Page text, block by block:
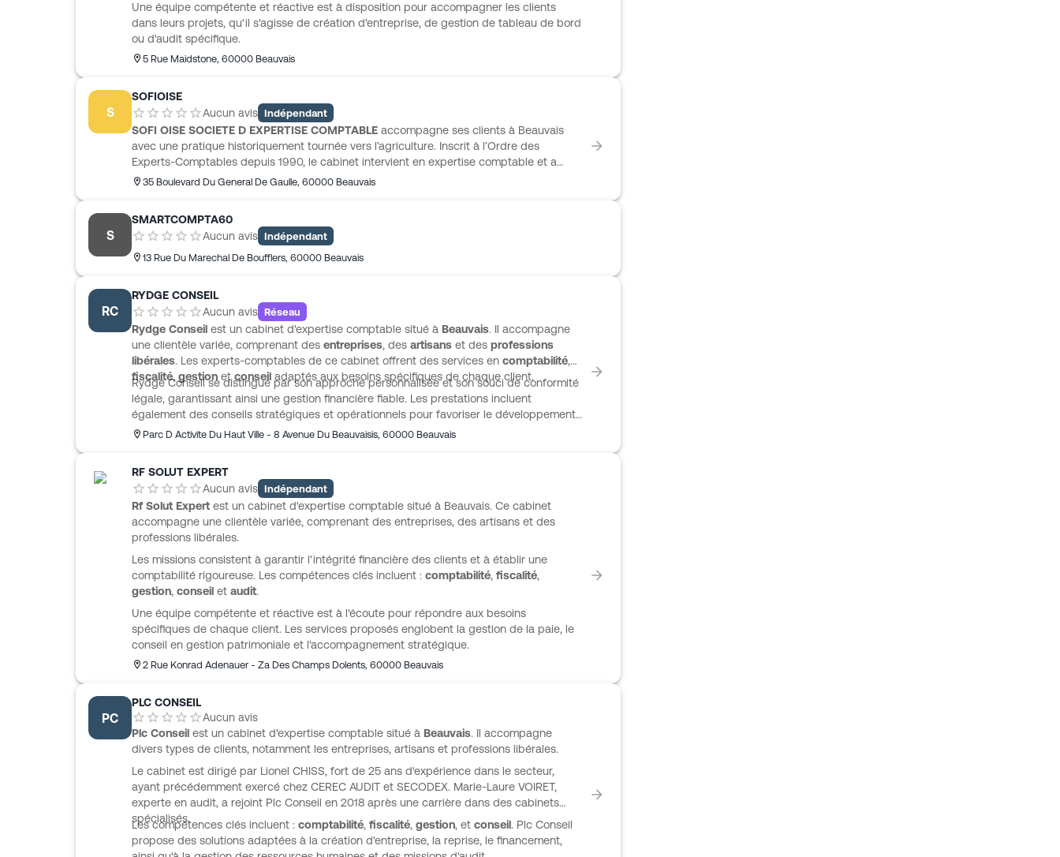
Une équipe compétente et réactive est à disposition pour accompagner les clients
dans leurs projets, qu'il s'agisse de création d'entreprise, de gestion de tableau de bord
ou d'audit spécifique.
5 Rue Maidstone, 60000 Beauvais
S
SOFIOISE
Aucun avis Indépendant
SOFI OISE SOCIETE D EXPERTISE COMPTABLE accompagne ses clients à Beauvais
avec une pratique historiquement tournée vers l’agriculture. Inscrit à l’Ordre des
Experts-Comptables depuis 1990, le cabinet intervient en expertise comptable et a
aussi développé des missions de commissariat aux comptes. L’équipe met en avant une
maîtrise des enjeux comptables, fiscaux, sociaux et juridiques. Cette organisation
s’appuie sur des collaborateurs expérimentés, dont plusieurs sont dédiés au secteur
agricole.
35 Boulevard Du General De Gaulle, 60000 Beauvais
S
SMARTCOMPTA60
Aucun avis Indépendant
13 Rue Du Marechal De Boufflers, 60000 Beauvais
RC
RYDGE CONSEIL
Aucun avis Réseau
Rydge Conseil est un cabinet d'expertise comptable situé à Beauvais. Il accompagne
une clientèle variée, comprenant des entreprises, des artisans et des professions
libérales. Les experts-comptables de ce cabinet offrent des services en comptabilité,
fiscalité, gestion etconseil adaptés aux besoins spécifiques de chaque client.
Rydge Conseil se distingue par son approche personnalisée et son souci de conformité
légale, garantissant ainsi une gestion financière fiable. Les prestations incluent
également des conseils stratégiques et opérationnels pour favoriser le développement
des entreprises.
Parc D Activite Du Haut Ville - 8 Avenue Du Beauvaisis, 60000 Beauvais
RF SOLUT EXPERT
Aucun avis Indépendant
Rf Solut Expert est un cabinet d'expertise comptable situé à Beauvais. Ce cabinet
accompagne une clientèle variée, comprenant des entreprises, des artisans et des
professions libérales.
Les missions consistent à garantir l'intégrité financière des clients et à établir une
comptabilité rigoureuse. Les compétences clés incluent : comptabilité, fiscalité,
gestion, conseil et audit.
Une équipe compétente et réactive est à l'écoute pour répondre aux besoins
spécifiques de chaque client. Les services proposés englobent la gestion de la paie, le
conseil en gestion patrimoniale et l'accompagnement stratégique.
2 Rue Konrad Adenauer - Za Des Champs Dolents, 60000 Beauvais
PC
PLC CONSEIL
Aucun avis
Plc Conseil est un cabinet d'expertise comptable situé à Beauvais. Il accompagne
divers types de clients, notamment les entreprises, artisans et professions libérales.
Le cabinet est dirigé par Lionel CHISS, fort de 25 ans d'expérience dans le secteur,
ayant précédemment exercé chez CEREC AUDIT et SECODEX. Marie-Laure VOIRET,
experte en audit, a rejoint Plc Conseil en 2018 après une carrière dans des cabinets
spécialisés.
Les compétences clés incluent : comptabilité, fiscalité, gestion, et conseil. Plc Conseil
propose des solutions adaptées à la création d'entreprise, la reprise, le financement,